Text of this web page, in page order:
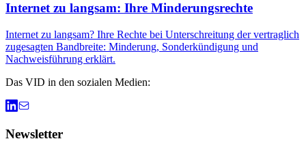
Internet zu langsam: Ihre Minderungsrechte
Internet zu langsam? Ihre Rechte bei Unterschreitung der vertraglich
zugesagten Bandbreite: Minderung, Sonderkündigung und
Nachweisführung erklärt.
Das VID in den sozialen Medien:
Newsletter